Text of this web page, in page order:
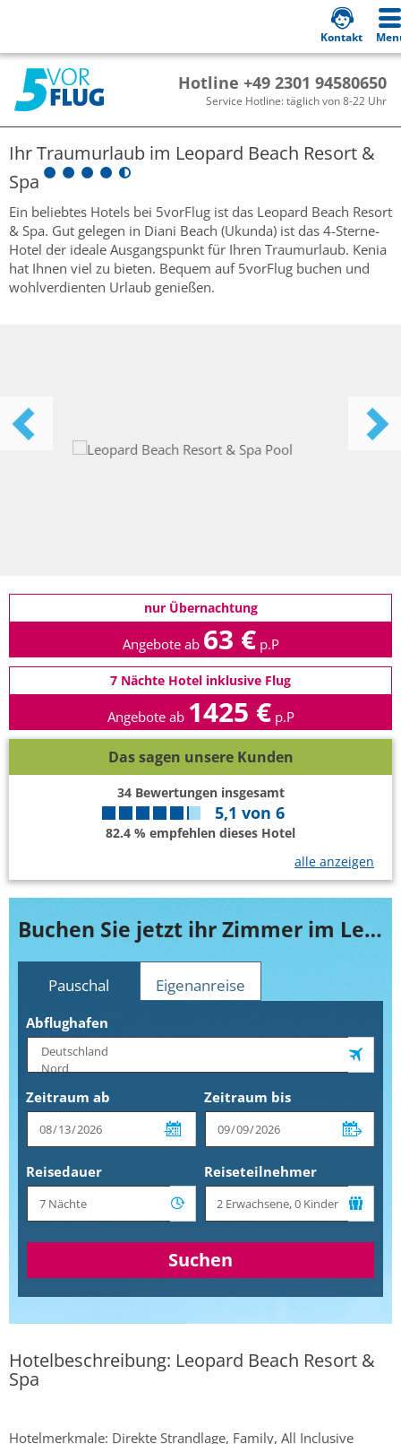
Hotline +49 2301 94580650
Service Hotline: täglich von 8-22 Uhr
Kontakt
Ihr Traumurlaub im Leopard Beach Resort &
Spa
Ein beliebtes Hotels bei 5vorFlug ist das Leopard Beach Resort
& Spa. Gut gelegen in Diani Beach (Ukunda) ist das 4-Sterne-
Hotel der ideale Ausgangspunkt für Ihren Traumurlaub. Kenia
hat Ihnen viel zu bieten. Bequem auf 5vorFlug buchen und
wohlverdienten Urlaub genießen.
nur Übernachtung
Angebote ab 63 € p.P
7 Nächte Hotel inklusive Flug
Angebote ab 1425 € p.P
Das sagen unsere Kunden
34Bewertungen insgesamt
5,1 von 6
82.4 % empfehlen dieses Hotel
alle anzeigen
Buchen Sie jetzt ihr Zimmer im Leopard Beach Resort & Spa
Pauschal Eigenanreise
Abflughafen
Zeitraum ab Zeitraum bis
Reisedauer Reiseteilnehmer
Suchen
Hotelbeschreibung: Leopard Beach Resort &
Spa
Hotelmerkmale: Direkte Strandlage, Family, All Inclusive